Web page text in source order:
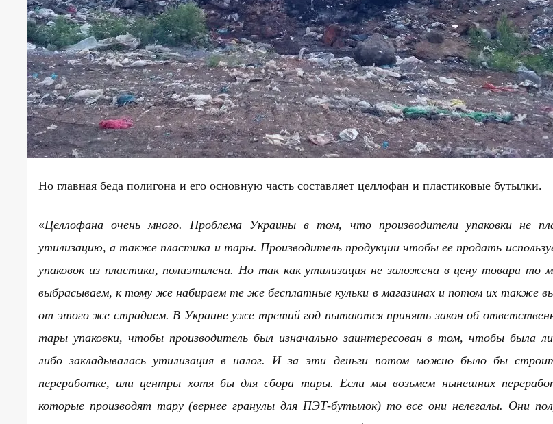
Но главная беда полигона и его основную часть составляет целлофан и пластиковые бутылки.
«Целлофана очень много. Проблема Украины в том, что производители упаковки не
утилизацию, а также пластика и тары. Производитель продукции чтобы ее продать
упаковок из пластика, полиэтилена. Но так как утилизация не заложена в цену товара то
выбрасываем, к тому же набираем те же бесплатные кульки в магазинах и потом их также
от этого же страдаем. В Украине уже третий год пытаются принять закон об
тары упаковки, чтобы производитель был изначально заинтересован в том, чтобы была
либо закладывалась утилизация в налог. И за эти деньги потом можно было бы
переработке, или центры хотя бы для сбора тары. Если мы возьмем нынешних
которые производят тару (вернее гранулы для ПЭТ-бутылок) то все они нелегалы. Они